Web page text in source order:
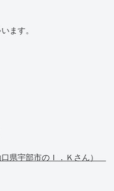
ます。
県宇部市のＩ．Ｋさん）